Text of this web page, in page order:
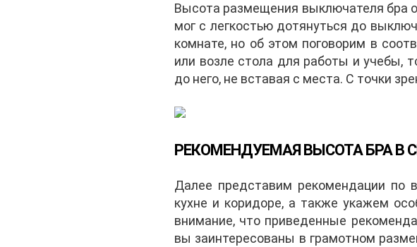
Высота размещения выключателя бра
мог с легкостью дотянуться до
комнате, но об этом поговорим в
или возле стола для работы и учебы,
до него, не вставая с места. С точки
РЕКОМЕНДУЕМАЯ ВЫСОТА БРА В
Далее представим рекомендации по
кухне и коридоре, а также укажем
внимание, что приведенные
вы заинтересованы в грамотном